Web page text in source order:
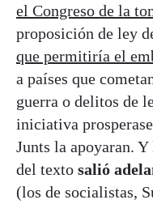
el Congreso de la
proposición de ley
que permitiría el
a países que
guerra o delitos de
iniciativa
Junts la apoyaran.
del texto salió
(los de socialistas,